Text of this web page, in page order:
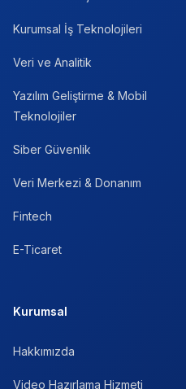
Kurumsal İş Teknolojileri
Veri ve Analitik
Yazılım Geliştirme & Mobil
Teknolojiler
Siber Güvenlik
Veri Merkezi & Donanım
Fintech
E-Ticaret
Kurumsal
Hakkımızda
Video Hazırlama Hizmeti